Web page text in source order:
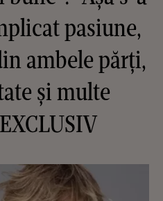
pasiune,
ambele părți,
și multe